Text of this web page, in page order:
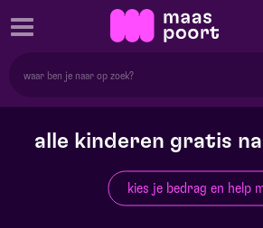
alle kinderen gratis
kies je bedrag en help